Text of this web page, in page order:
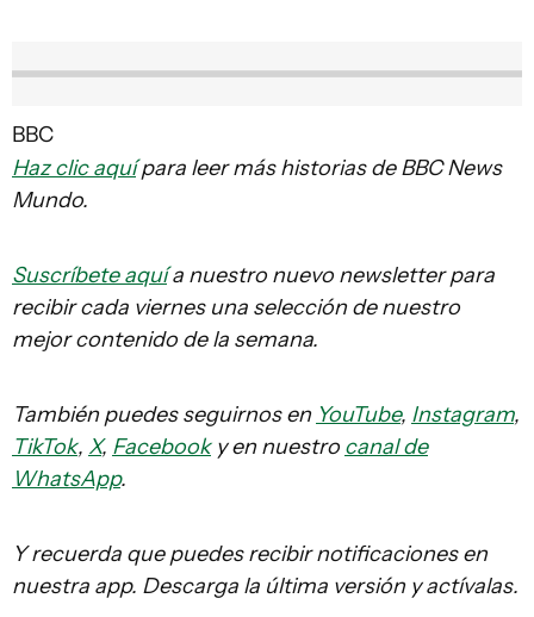
BBC
Haz clic aquípara leer más historias de BBC News
Mundo.
Suscríbete aquía nuestro nuevo newsletter para
recibir cada viernes una selección de nuestro
mejor contenido de la semana.
También puedes seguirnos en YouTube, Instagram,
TikTok, X, Facebooky en nuestro canal de
WhatsApp.
Y recuerda que puedes recibir notificaciones en
nuestra app. Descarga la última versión y actívalas.